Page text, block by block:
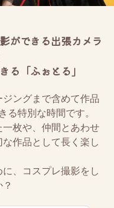
ができる出張カメラ
る「ふぉとる」
ングまで含めて作品
特別な時間です。
枚や、仲間とあわせ
作品として長く楽し
、コスプレ撮影をし